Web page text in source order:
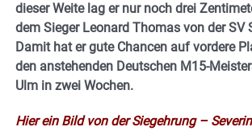
dieser Weite lag er nur noch drei
dem Sieger Leonard Thomas von der SV
Damit hat er gute Chancen auf vordere
den anstehenden Deutschen M15-
Ulm in zwei Wochen.
Hier ein Bild von der Siegehrung –